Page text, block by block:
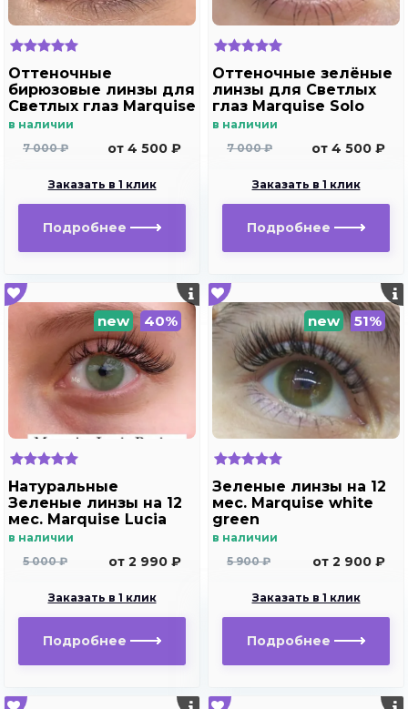
Оттеночные
бирюзовые линзы для
Светлых глаз Marquise
solo aqua для
близорукости
в наличии
7 000 ₽
от 4 500 ₽
Заказать в 1 клик
Подробнее
Оттеночные зелёные
линзы для Светлых
глаз Marquise Solo
green( зеленые ) /
в наличии
7 000 ₽
от 4 500 ₽
Заказать в 1 клик
Подробнее
new 40%
Натуральные
Зеленые линзы на 12
мес. Marquise Lucia
Buzios
в наличии
5 000 ₽
от 2 990 ₽
Заказать в 1 клик
Подробнее
new 51%
Зеленые линзы на 12
мес. Marquise white
green
в наличии
5 900 ₽
от 2 900 ₽
Заказать в 1 клик
Подробнее